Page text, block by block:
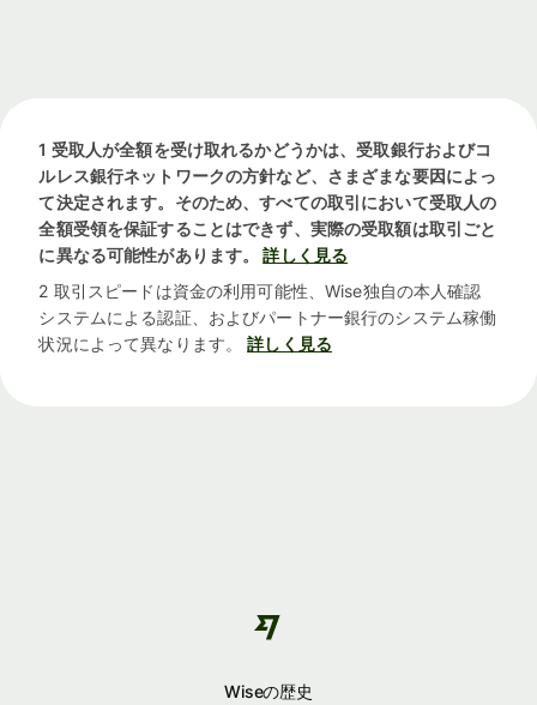
1 受取人が全額を受け取れるかどうかは、受取銀行およびコ
ルレス銀行ネットワークの方針など、さまざまな要因によっ
て決定されます。そのため、すべての取引において受取人の
全額受領を保証することはできず、実際の受取額は取引ごと
に異なる可能性があります。
詳しく見る
2 取引スピードは資金の利用可能性、Wise独自の本人確認
システムによる認証、およびパートナー銀行のシステム稼働
状況によって異なります。
詳しく見る
Wiseの歴史